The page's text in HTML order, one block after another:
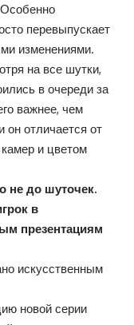
перевыпускает
изменениями.
на все шутки,
в очереди за
важнее, чем
отличается от
и цветом
не до шуточек.
в
презентациям
искусственным
новой серии